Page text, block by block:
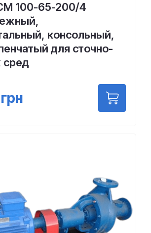
100-65-200/4
консольный,
для сточно-
сред
грн